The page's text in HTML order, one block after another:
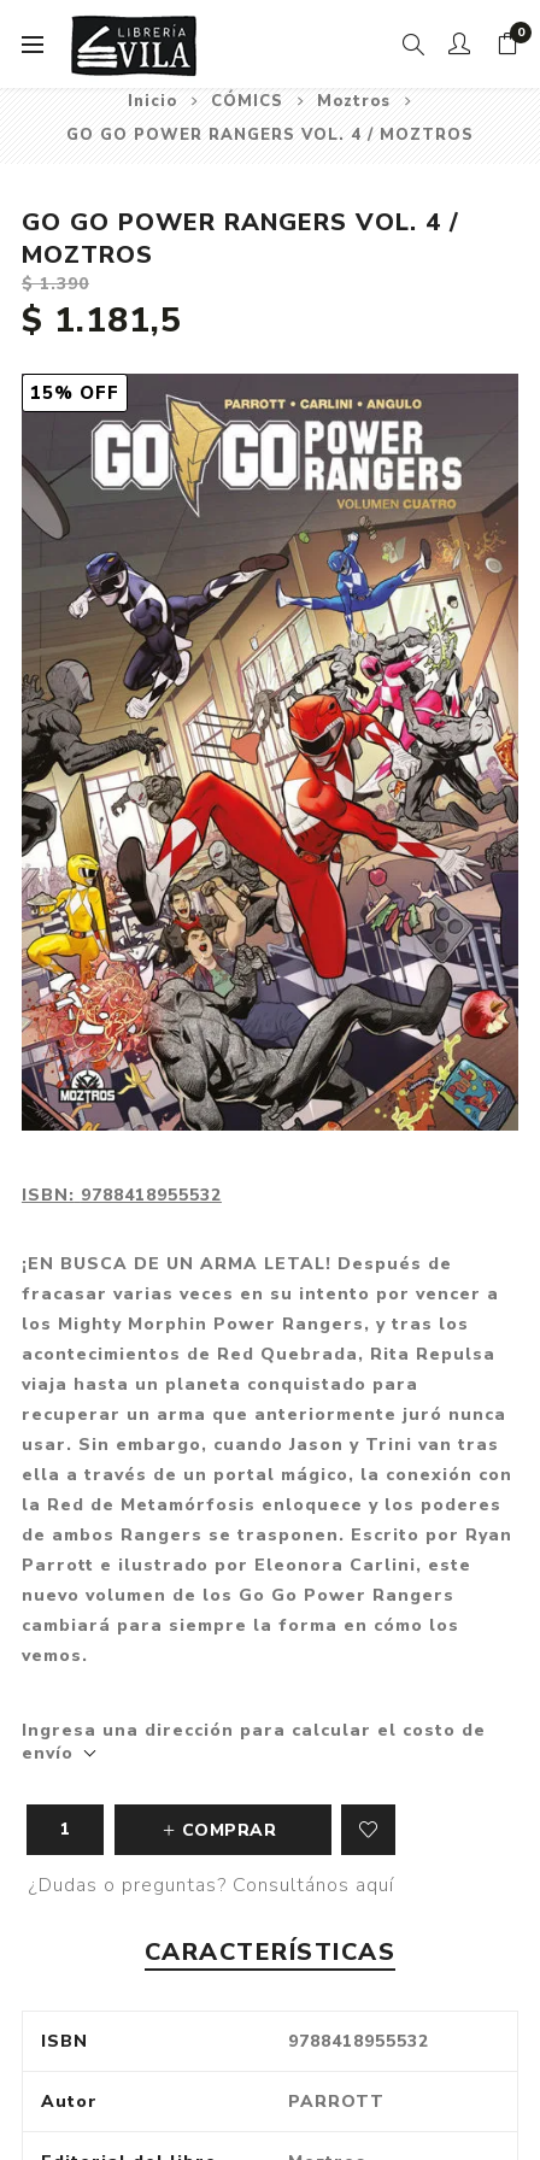
0
Inicio CÓMICS
Moztros
GO GO POWER RANGERS VOL. 4 / MOZTROS
15% OFF
GO GO POWER RANGERS VOL. 4 /
MOZTROS
$ 1.390
$ 1.181,5
ISBN: 9788418955532
¡EN BUSCA DE UN ARMA LETAL! Después de
fracasar varias veces en su intento por vencer a
los Mighty Morphin Power Rangers, y tras los
acontecimientos de Red Quebrada, Rita Repulsa
viaja hasta un planeta conquistado para
recuperar un arma que anteriormente juró nunca
usar. Sin embargo, cuando Jason y Trini van tras
ella a través de un portal mágico, la conexión con
la Red de Metamórfosis enloquece y los poderes
de ambos Rangers se trasponen. Escrito por Ryan
Parrott e ilustrado por Eleonora Carlini, este
nuevo volumen de los Go Go Power Rangers
cambiará para siempre la forma en cómo los
vemos.
Ingresa una dirección para calcular el costo de
envío
COMPRAR
¿Dudas o preguntas? Consultános aquí
CARACTERÍSTICAS
ISBN 9788418955532
Autor PARROTT